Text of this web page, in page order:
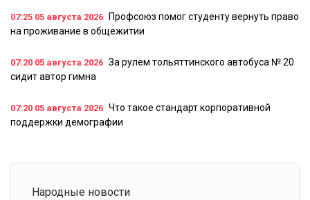
07:25 05 августа 2026
Профсоюз помог студенту вернуть право
на проживание в общежитии
07:20 05 августа 2026 За рулем тольяттинского автобуса № 20
сидит автор гимна
07:20 05 августа 2026 Что такое стандарт корпоративной
поддержки демографии
Народные новости